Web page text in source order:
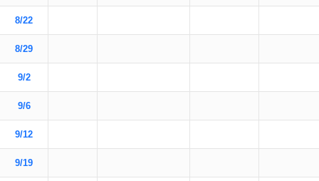
8/22
8/29
9/2
9/6
9/12
9/19